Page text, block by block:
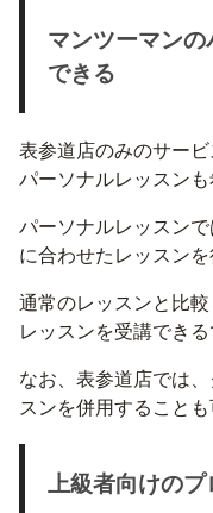
マンツーマン
できる
表参道店のみのサー
パーソナルレッスンも
パーソナルレッスン
に合わせたレッスンを
通常のレッスンと比
レッスンを受講できる
なお、表参道店では
スンを併用することも
上級者向けの